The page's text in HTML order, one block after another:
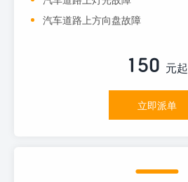
汽车道路上方向盘故障
150 元起
立即派单